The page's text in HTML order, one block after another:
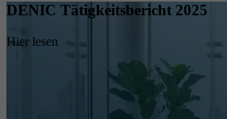
DENIC Tätigkeitsbericht 2025
Hier lesen